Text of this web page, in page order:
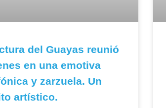
del Guayas reunió
en una emotiva
y zarzuela. Un
artístico.